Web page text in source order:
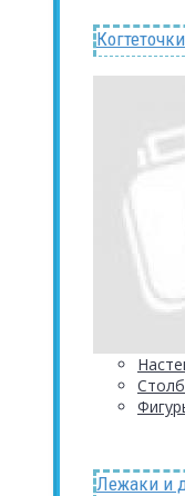
Когтеточки
Лежаки и